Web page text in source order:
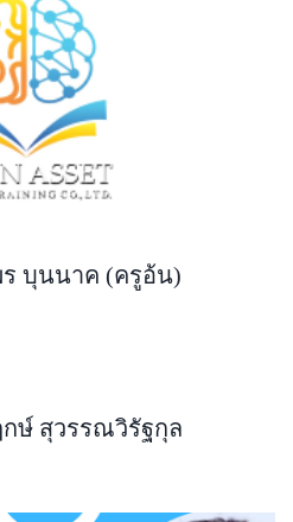
ร บุนนาค (ครูอ้น)
ษ์ สุวรรณวิรัฐกุล